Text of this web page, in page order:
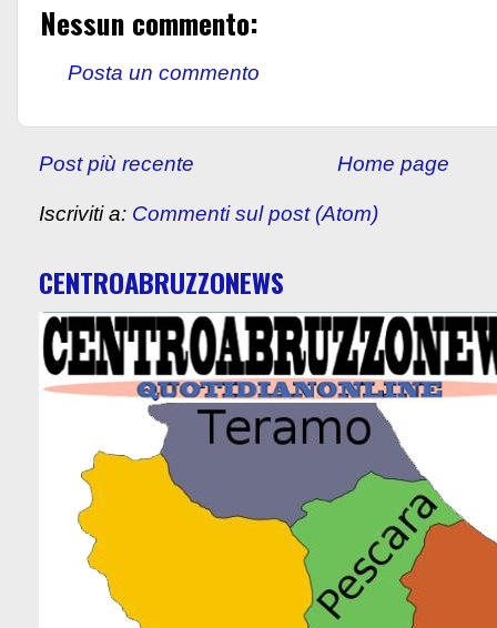
Nessun commento:
Posta un commento
Post più recente Home page
Iscriviti a: Commenti sul post (Atom)
CENTROABRUZZONEWS